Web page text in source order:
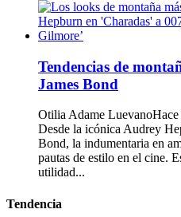
Tendencias de
James Bond
Otilia Adame LuevanoHace
Desde la icónica Audrey
Bond, la indumentaria en
pautas de estilo en el cine.
utilidad...
Tendencia